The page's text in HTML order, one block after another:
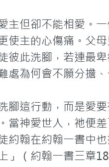
主但卻不能相愛。
使主的心傷痛。父
彼此洗腳，若連最
處為何會不願分擔
腳這行動，而是愛
當神愛世人，祂便
約翰在約翰一書中
」（約翰一書三章18